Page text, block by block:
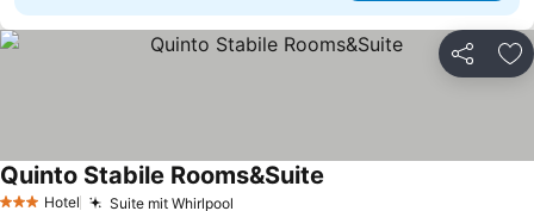
Teilen
Hotel Suite mit Whirlpool
Quinto Stabile Rooms&Suite